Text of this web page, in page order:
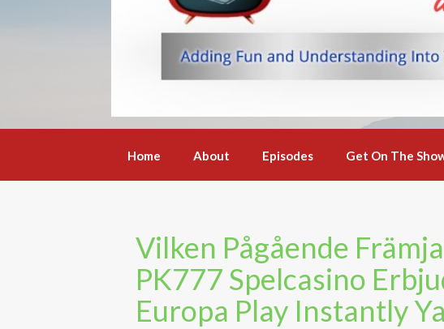
Home About Episodes Get On The
Vilken Pågående
PK777 Spelcasino
Europa Play Instantly